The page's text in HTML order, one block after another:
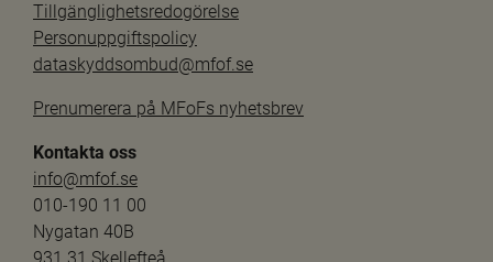
Tillgänglighetsredogörelse
Personuppgiftspolicy
dataskyddsombud@mfof.se
Prenumerera på MFoFs nyhetsbrev
Kontakta oss
info@mfof.se
010-190 11 00
Nygatan 40B